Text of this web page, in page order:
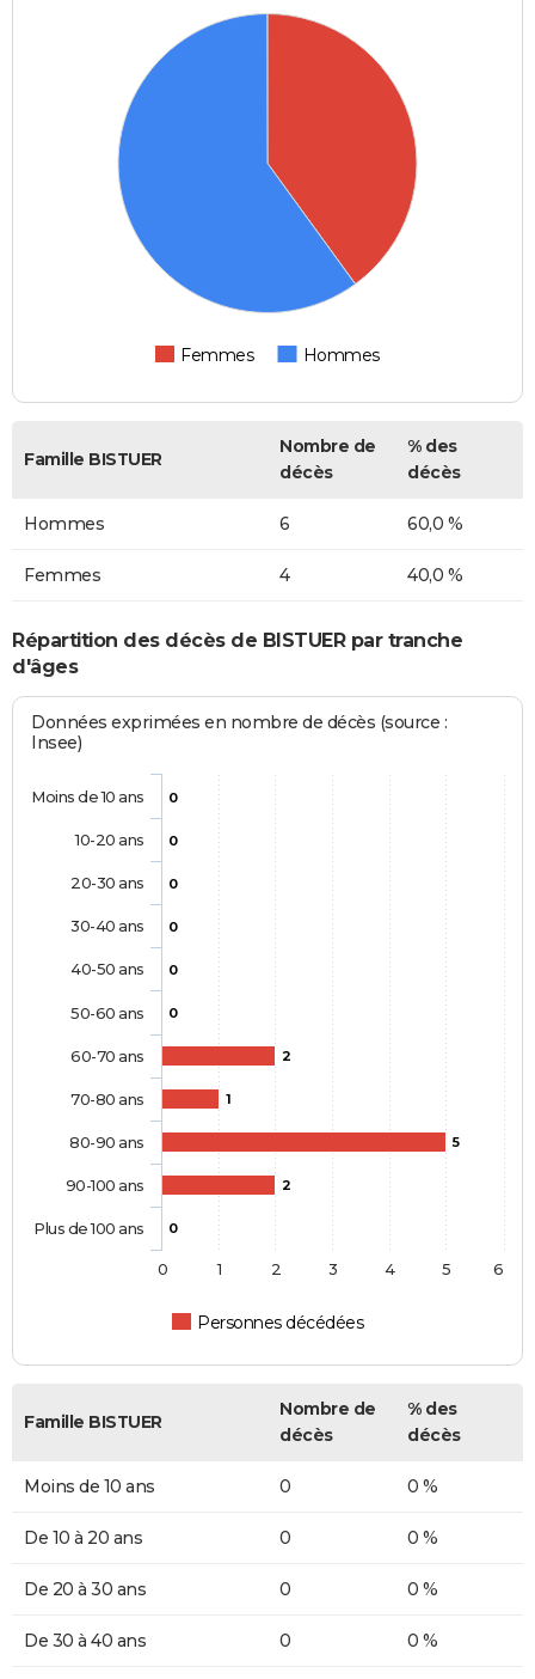
Femmes Hommes
Famille BISTUER
Nombre de
décès
% des
décès
Hommes 6 60,0 %
Femmes 4 40,0 %
Répartition des décès de BISTUER par tranche
d'âges
Données exprimées en nombre de décès (source :
Insee)
0
0
0
0
0
0
2
1
5
2
0
Personnes décédées
Moins de 10 ans
10-20 ans
20-30 ans
30-40 ans
40-50 ans
50-60 ans
60-70 ans
70-80 ans
80-90 ans
90-100 ans
Plus de 100 ans
0 1 2 3 4 5 6
Famille BISTUER
Nombre de
décès
% des
décès
Moins de 10 ans 0 0 %
De 10 à 20 ans 0 0 %
De 20 à 30 ans 0 0 %
De 30 à 40 ans 0 0 %